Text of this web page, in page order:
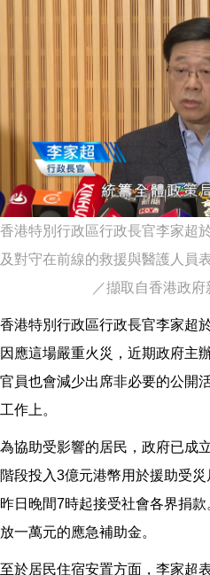
香港特別行政區行政長官李家超
及對守在前線的救援與醫護人
／擷取自香港政府
香港特別行政區行政長官李家超
因應這場嚴重火災，近期政府主
官員也會減少出席非必要的公開
工作上。
為協助受影響的居民，政府已成
階段投入3億元港幣用於援助受
昨日晚間7時起接受社會各界捐
放一萬元的應急補助金。
至於居民住宿安置方面，李家超